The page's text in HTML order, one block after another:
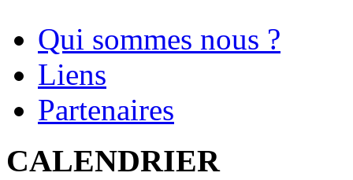
Qui sommes nous ?
Liens
Partenaires
CALENDRIER